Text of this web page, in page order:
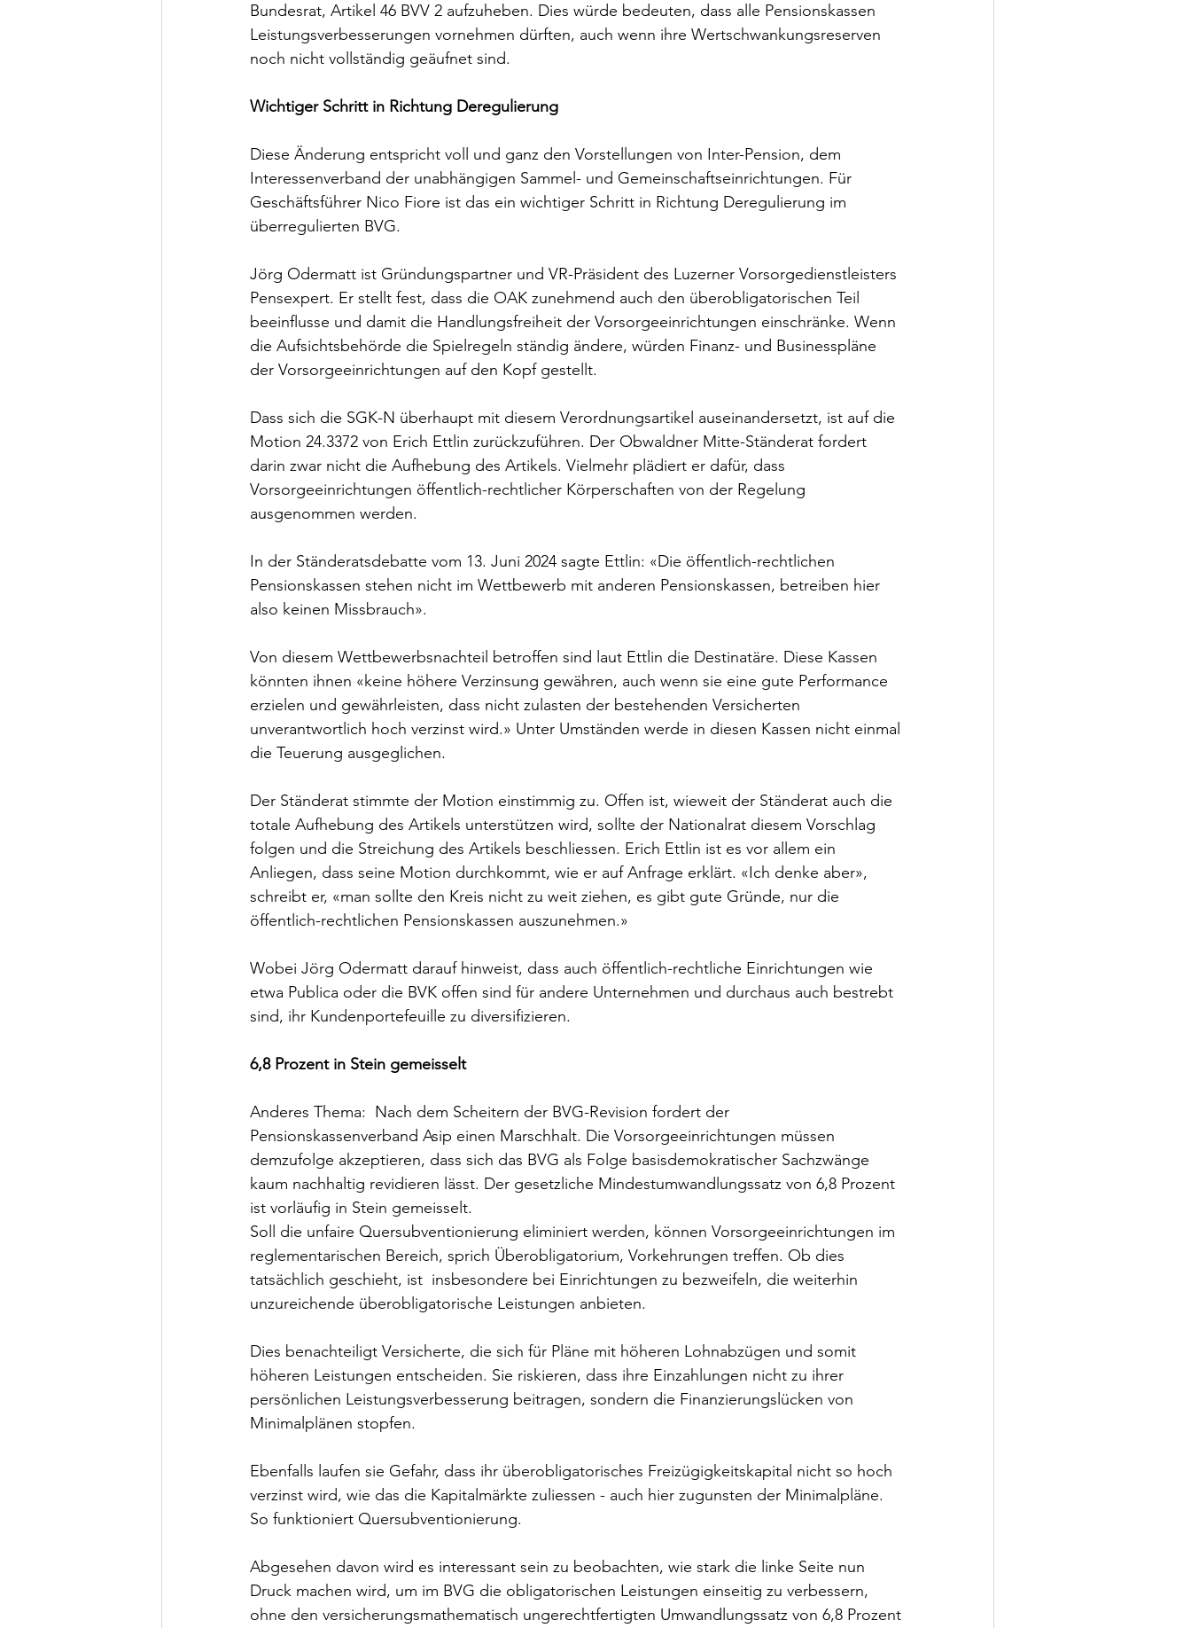
Bundesrat, Artikel 46 BVV 2 aufzuheben. Dies würde bedeuten, dass alle Pensionskassen
Leistungsverbesserungen vornehmen dürften, auch wenn ihre Wertschwankungsreserven
noch nicht vollständig geäufnet sind.
Wichtiger Schritt in Richtung Deregulierung
Diese Änderung entspricht voll und ganz den Vorstellungen von Inter-Pension, dem
Interessenverband der unabhängigen Sammel- und Gemeinschaftseinrichtungen. Für
Geschäftsführer Nico Fiore ist das ein wichtiger Schritt in Richtung Deregulierung im
überregulierten BVG.
Jörg Odermatt ist Gründungspartner und VR-Präsident des Luzerner Vorsorgedienstleisters
Pensexpert. Er stellt fest, dass die OAK zunehmend auch den überobligatorischen Teil
beeinflusse und damit die Handlungsfreiheit der Vorsorgeeinrichtungen einschränke. Wenn
die Aufsichtsbehörde die Spielregeln ständig ändere, würden Finanz- und Businesspläne
der Vorsorgeeinrichtungen auf den Kopf gestellt.
Dass sich die SGK-N überhaupt mit diesem Verordnungsartikel auseinandersetzt, ist auf die
Motion 24.3372 von Erich Ettlin zurückzuführen. Der Obwaldner Mitte-Ständerat fordert
darin zwar nicht die Aufhebung des Artikels. Vielmehr plädiert er dafür, dass
Vorsorgeeinrichtungen öffentlich-rechtlicher Körperschaften von der Regelung
ausgenommen werden.
In der Ständeratsdebatte vom 13. Juni 2024 sagte Ettlin: «Die öffentlich-rechtlichen
Pensionskassen stehen nicht im Wettbewerb mit anderen Pensionskassen, betreiben hier
also keinen Missbrauch».
Von diesem Wettbewerbsnachteil betroffen sind laut Ettlin die Destinatäre. Diese Kassen
könnten ihnen «keine höhere Verzinsung gewähren, auch wenn sie eine gute Performance
erzielen und gewährleisten, dass nicht zulasten der bestehenden Versicherten
unverantwortlich hoch verzinst wird.» Unter Umständen werde in diesen Kassen nicht einmal
die Teuerung ausgeglichen.
Der Ständerat stimmte der Motion einstimmig zu. Offen ist, wieweit der Ständerat auch die
totale Aufhebung des Artikels unterstützen wird, sollte der Nationalrat diesem Vorschlag
folgen und die Streichung des Artikels beschliessen. Erich Ettlin ist es vor allem ein
Anliegen, dass seine Motion durchkommt, wie er auf Anfrage erklärt. «Ich denke aber»,
schreibt er, «man sollte den Kreis nicht zu weit ziehen, es gibt gute Gründe, nur die
öffentlich-rechtlichen Pensionskassen auszunehmen.»
Wobei Jörg Odermatt darauf hinweist, dass auch öffentlich-rechtliche Einrichtungen wie
etwa Publica oder die BVK offen sind für andere Unternehmen und durchaus auch bestrebt
sind, ihr Kundenportefeuille zu diversifizieren.
6,8 Prozent in Stein gemeisselt
Anderes Thema:  Nach dem Scheitern der BVG-Revision fordert der
Pensionskassenverband Asip einen Marschhalt. Die Vorsorgeeinrichtungen müssen
demzufolge akzeptieren, dass sich das BVG als Folge basisdemokratischer Sachzwänge
kaum nachhaltig revidieren lässt. Der gesetzliche Mindestumwandlungssatz von 6,8 Prozent
ist vorläufig in Stein gemeisselt.
Soll die unfaire Quersubventionierung eliminiert werden, können Vorsorgeeinrichtungen im
reglementarischen Bereich, sprich Überobligatorium, Vorkehrungen treffen. Ob dies
tatsächlich geschieht, ist  insbesondere bei Einrichtungen zu bezweifeln, die weiterhin
unzureichende überobligatorische Leistungen anbieten.
Dies benachteiligt Versicherte, die sich für Pläne mit höheren Lohnabzügen und somit
höheren Leistungen entscheiden. Sie riskieren, dass ihre Einzahlungen nicht zu ihrer
persönlichen Leistungsverbesserung beitragen, sondern die Finanzierungslücken von
Minimalplänen stopfen.
Ebenfalls laufen sie Gefahr, dass ihr überobligatorisches Freizügigkeitskapital nicht so hoch
verzinst wird, wie das die Kapitalmärkte zuliessen - auch hier zugunsten der Minimalpläne.
So funktioniert Quersubventionierung.
Abgesehen davon wird es interessant sein zu beobachten, wie stark die linke Seite nun
Druck machen wird, um im BVG die obligatorischen Leistungen einseitig zu verbessern,
ohne den versicherungsmathematisch ungerechtfertigten Umwandlungssatz von 6,8 Prozent